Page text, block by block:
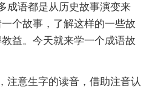
成语都是从历史故事演变来
个故事，了解这样的一些故
益。今天就来学一个成语故
注意生字的读音，借助注音认